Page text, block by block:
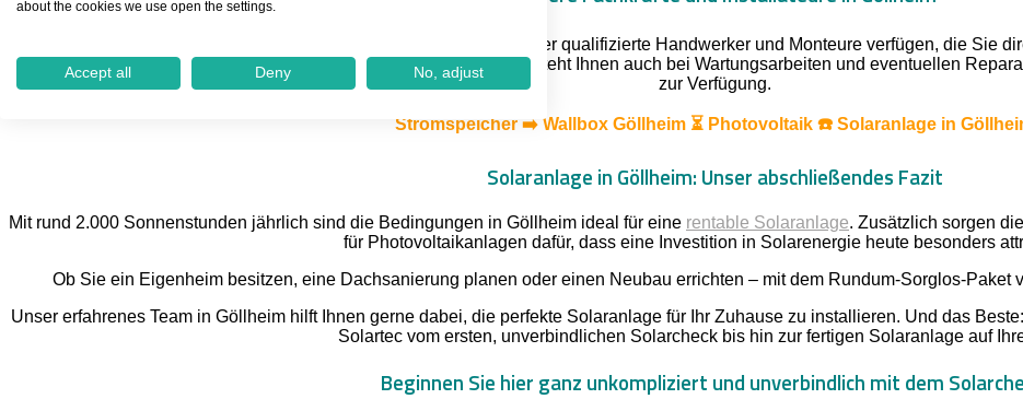
KB Solartec ist bundesweit tätig, weshalb wir auch in Göllheim über qualifizierte Handwerker und Monteure verfügen, die Sie
kümmert sich nicht nur um die Installation Ihrer PV-Anlage, sondern steht Ihnen auch bei Wartungsarbeiten und eventuellen
zur Verfügung.
Stromspeicher ➡️ Wallbox Göllheim ⏳ Photovoltaik ☎️ Solaranlage in
Solaranlage in Göllheim: Unser abschließendes Fazit
Mit rund 2.000 Sonnenstunden jährlich sind die Bedingungen in Göllheim ideal für eine rentable Solaranlage. Zusätzlich sorgen
für Photovoltaikanlagen dafür, dass eine Investition in Solarenergie heute besonders
Ob Sie ein Eigenheim besitzen, eine Dachsanierung planen oder einen Neubau errichten – mit dem Rundum-Sorglos-Paket
Unser erfahrenes Team in Göllheim hilft Ihnen gerne dabei, die perfekte Solaranlage für Ihr Zuhause zu installieren. Und das
Solartec vom ersten, unverbindlichen Solarcheck bis hin zur fertigen Solaranlage auf
Beginnen Sie hier ganz unkompliziert und unverbindlich mit dem
about the cookies we use open the settings.
Accept all Deny No, adjust